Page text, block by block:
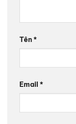
Tên*
Email *